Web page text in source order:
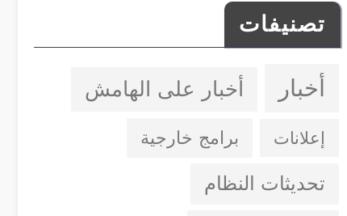
تصنيفات
أخبار أخبار على الهامش
إعلانات برامج خارجية
تحديثات النظام